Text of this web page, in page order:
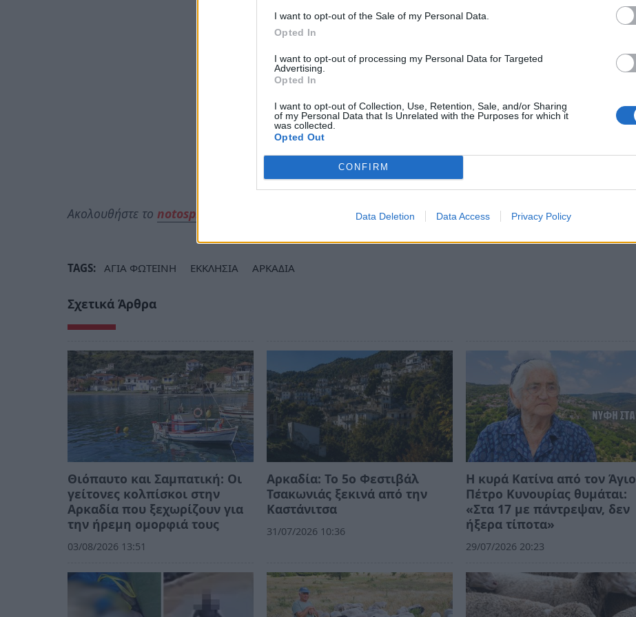
I want to opt-out of the Sale of my Personal Data.
Opted In
I want to opt-out of processing my Personal Data for Targeted
Advertising.
Opted In
I want to opt-out of Collection, Use, Retention, Sale, and/or Sharing
of my Personal Data that Is Unrelated with the Purposes for which it
was collected.
Opted Out
CONFIRM
Data Deletion Data Access Privacy Policy
Ακολουθήστε το notospress.gr στο Google News και μάθετε πρώτοι όλες τις ειδήσεις
TAGS: ΑΓΙΑ ΦΩΤΕΙΝΗ ΕΚΚΛΗΣΙΑ ΑΡΚΑΔΙΑ
Σχετικά Άρθρα
Θιόπαυτο και Σαμπατική: Οι
γείτονες κολπίσκοι στην
Αρκαδία που ξεχωρίζουν για
την ήρεμη ομορφιά τους
03/08/2026 13:51
Αρκαδία: Το 5ο Φεστιβάλ
Τσακωνιάς ξεκινά από την
Καστάνιτσα
31/07/2026 10:36
Η κυρά Κατίνα από τον Άγιο
Πέτρο Κυνουρίας θυμάται:
«Στα 17 με πάντρεψαν, δεν
ήξερα τίποτα»
29/07/2026 20:23